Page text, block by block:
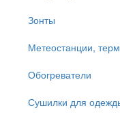
Зонты
Метеостанции,
Обогреватели
Сушилки для